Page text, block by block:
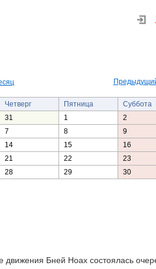
Четверг Пятница Суббота
31 1 2
7 8 9
14 15 16
21 22 23
28 29 30
Бней Ноах состоялась